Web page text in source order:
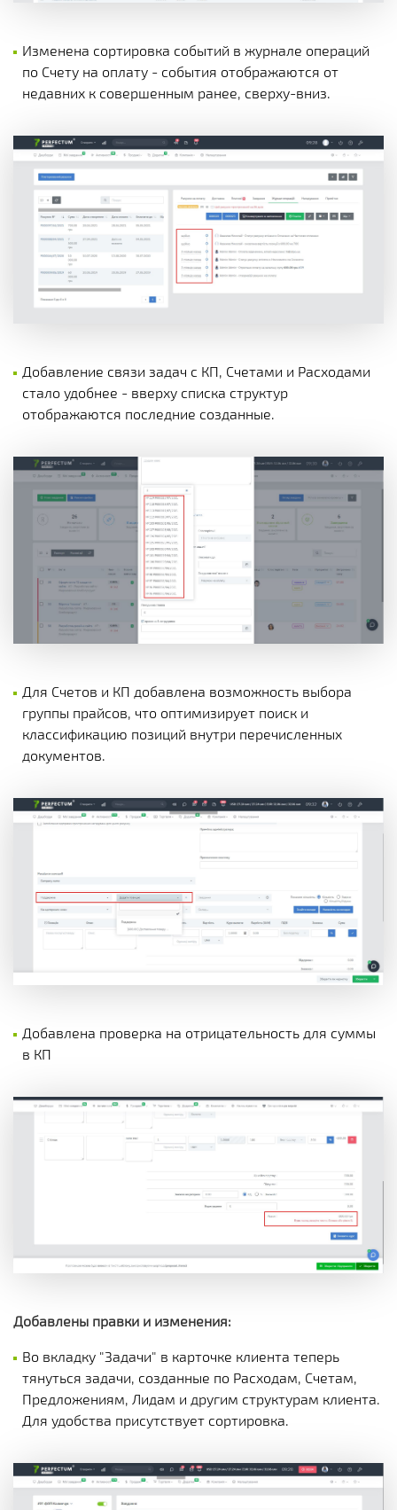
Изменена сортировка событий в журнале операций
по Счету на оплату - события отображаются от
недавних к совершенным ранее, сверху-вниз.
Добавление связи задач с КП, Счетами и Расходами
стало удобнее - вверху списка структур
отображаются последние созданные.
Для Счетов и КП добавлена возможность выбора
группы прайсов, что оптимизирует поиск и
классификацию позиций внутри перечисленных
документов.
Добавлена проверка на отрицательность для суммы
в КП
Добавлены правки и изменения:
Во вкладку "Задачи" в карточке клиента теперь
тянуться задачи, созданные по Расходам, Счетам,
Предложениям, Лидам и другим структурам клиента.
Для удобства присутствует сортировка.